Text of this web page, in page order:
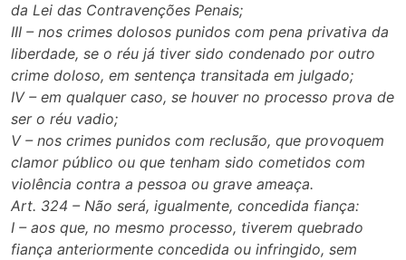
da Lei das Contravenções Penais;
III – nos crimes dolosos punidos com pena privativa da
liberdade, se o réu já tiver sido condenado por outro
crime doloso, em sentença transitada em julgado;
IV – em qualquer caso, se houver no processo prova de
ser o réu vadio;
V – nos crimes punidos com reclusão, que provoquem
clamor público ou que tenham sido cometidos com
violência contra a pessoa ou grave ameaça.
Art. 324 – Não será, igualmente, concedida fiança:
I – aos que, no mesmo processo, tiverem quebrado
fiança anteriormente concedida ou infringido, sem